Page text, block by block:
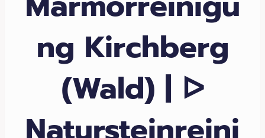
ng Kirchberg
(Wald) | ᐅ